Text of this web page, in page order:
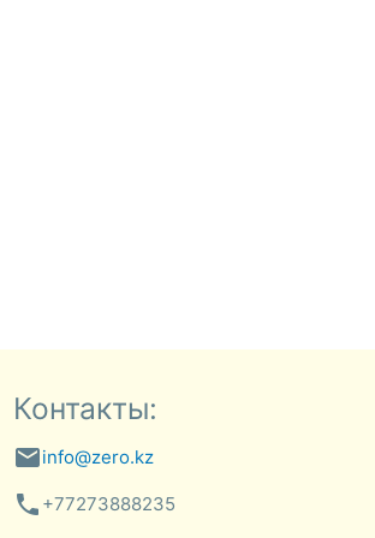
Контакты:
emailinfo@zero.kz
phone +77273888235